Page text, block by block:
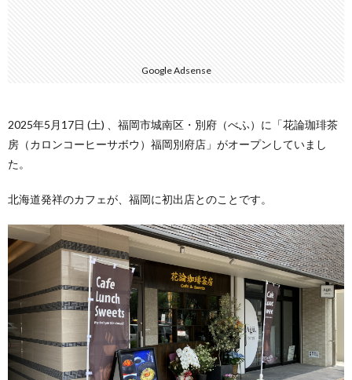
Google Adsense
2025年5月17日 (土) 、福岡市城南区・別府（べふ）に「花論珈琲茶
房（カロンコーヒーサボウ）福岡別府店」がオープンしていまし
た。
北海道発祥のカフェが、福岡に初出店とのことです。